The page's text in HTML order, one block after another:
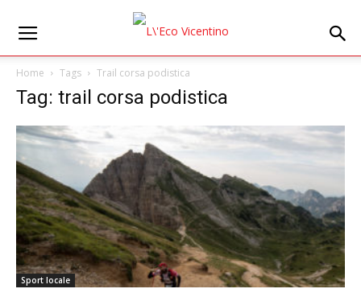
Home Tags Trail corsa podistica
Tag: trail corsa podistica
Sport locale